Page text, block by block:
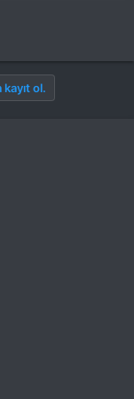
ol.